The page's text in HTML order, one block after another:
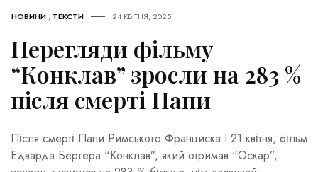
НОВИНИ , ТЕКСТИ 24 КВІТНЯ, 2025
Перегляди фільму
“Конклав” зросли на 283 %
після смерті Папи
Після смерті Папи Римського Франциска I 21 квітня, фільм
Едварда Бергера “Конклав”, який отримав “Оскар”,